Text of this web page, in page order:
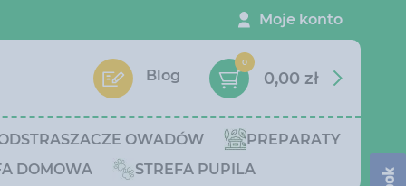
Moje konto
Blog
0
0,00 zł
OWADÓW
PREPARATY
DOMOWA STREFA PUPILA